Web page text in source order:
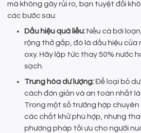
mà không gây rủi ro, bạn tuyệt đối
các bước sau:
Dấu hiệu quá liều:Nếu cá bơi
rộng thở gấp, đó là dấu hiệu của
oxy. Hãy lập tức thay 50% nước
sạch.
Trung hòa dư lượng:Để loại bỏ
cách đơn giản và an toàn nhất là
Trong một số trường hợp
các chất khử phù hợp, nhưng
phương pháp tối ưu cho người